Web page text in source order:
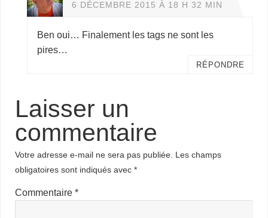
6 DÉCEMBRE 2015 À 18 H 32 MIN
Ben oui… Finalement les tags ne sont les
pires…
RÉPONDRE
Laisser un
commentaire
Votre adresse e-mail ne sera pas publiée. Les champs
obligatoires sont indiqués avec*
Commentaire*